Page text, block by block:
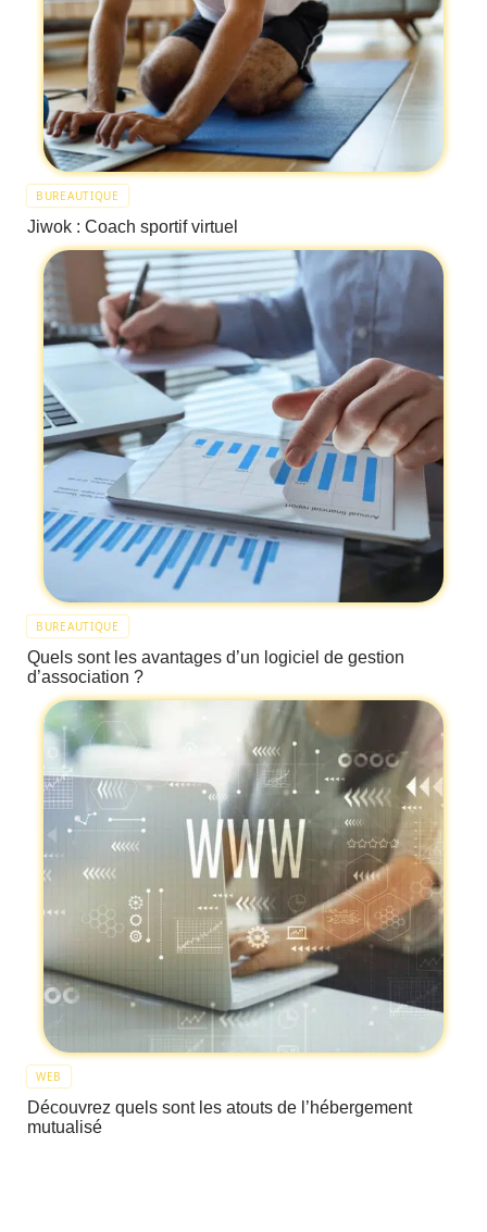
BUREAUTIQUE
Jiwok : Coach sportif virtuel
BUREAUTIQUE
Quels sont les avantages d’un logiciel de gestion
d’association ?
WEB
Découvrez quels sont les atouts de l’hébergement
mutualisé